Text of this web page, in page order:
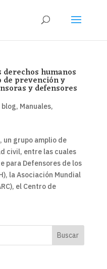
humanos
de prevención y
y defensores
blog, Manuales,
un grupo amplio de
civil, entre las cuales
para Defensores de los
la Asociación Mundial
el Centro de
Buscar